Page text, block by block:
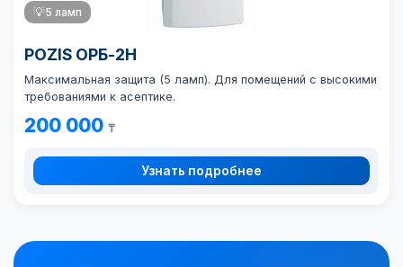
💡5 ламп
POZIS ОРБ-2Н
Максимальная защита (5 ламп). Для помещений с высокими
требованиями к асептике.
200 000 ₸
Узнать подробнее